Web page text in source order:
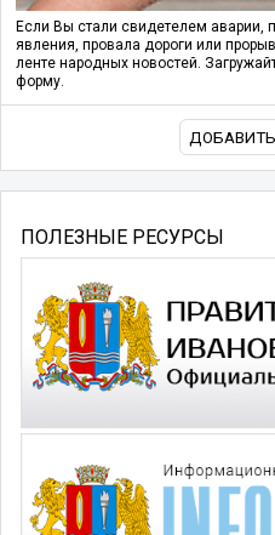
Если Вы стали свидетелем аварии,
явления, провала дороги или
ленте народных новостей.
форму.
ПОЛЕЗНЫЕ РЕСУРСЫ